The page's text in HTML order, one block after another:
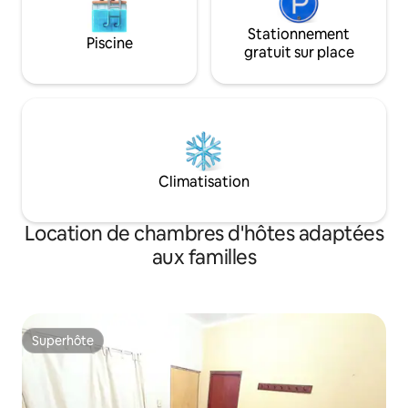
Piscine
Stationnement
gratuit sur place
Climatisation
Location de chambres d'hôtes adaptées
aux familles
Superhôte
Superhôte